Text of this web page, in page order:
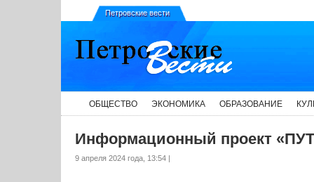
Петровские вести
ОБЩЕСТВО ЭКОНОМИКА ОБРАЗОВАНИЕ
Информационный проект
9 апреля 2024 года, 13:54 |